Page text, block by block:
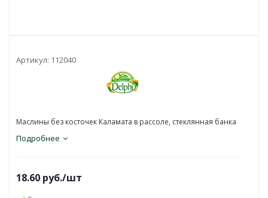
Артикул: 112040
Маслины без косточек Каламата в рассоле, стеклянная банка
Подробнее
18.60 руб./шт